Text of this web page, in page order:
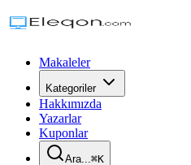
Makaleler
Kategoriler
Hakkımızda
Yazarlar
Kuponlar
Ara...⌘K